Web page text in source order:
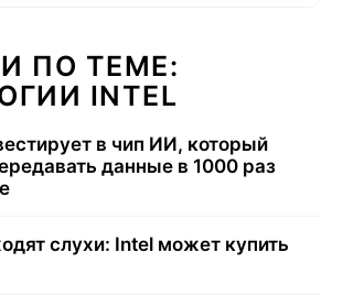
ПО ТЕМЕ:
INTEL
в чип ИИ, который
данные в 1000 раз
слухи: Intel может купить